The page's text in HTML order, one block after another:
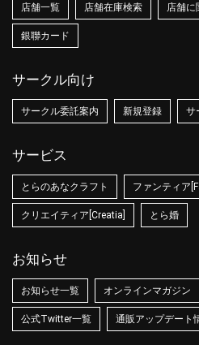
店舗一覧 店舗在庫検索 店舗に
銀聯カード
サークル向け
サークル委託案内 新規登録 サ
サービス
とらのあなクラフト ファンティア
クリエイティア[Creatia] とら婚
お知らせ
お知らせ一覧 オンラインマガジン
公式Twitter一覧 通販アップデート